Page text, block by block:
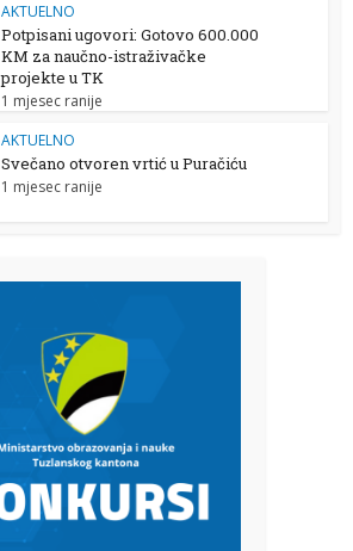
AKTUELNO
Potpisani ugovori: Gotovo 600.000
KM za naučno-istraživačke
projekte u TK
1 mjesec ranije
AKTUELNO
Svečano otvoren vrtić u Puračiću
1 mjesec ranije